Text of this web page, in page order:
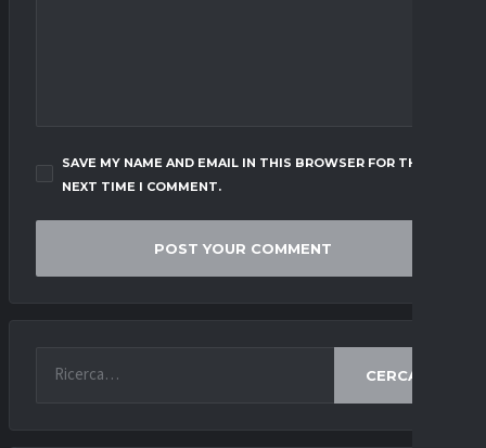
SAVE MY NAME AND EMAIL IN THIS BROWSER FOR THE
NEXT TIME I COMMENT.
CERCA